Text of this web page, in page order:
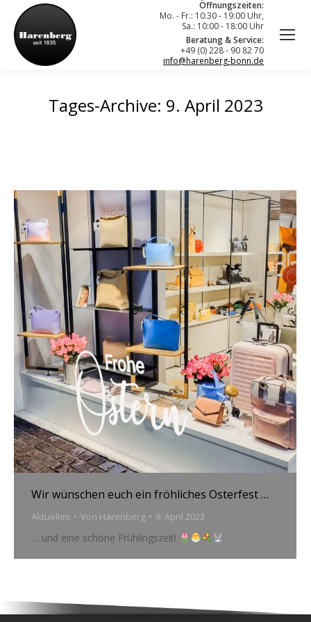
Öffnungszeiten:
Mo. - Fr.: 10:30 - 19:00 Uhr,
Sa.: 10:00 - 18:00 Uhr
Beratung & Service:
+49 (0) 228 - 90 82 70
info@harenberg-bonn.de
Tages-Archive: 9. April 2023
Wir wünschen euch ein fröhliches Osterfest …
Aktuelles Von Harenberg 9. April 2023
… und eine schöne Frühlingszeit!